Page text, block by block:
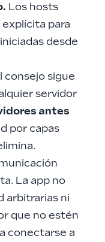
Los hosts
para
desde
consejo sigue
servidor
antes
por capas
La app no
arbitrarias ni
que no estén
conectarse a